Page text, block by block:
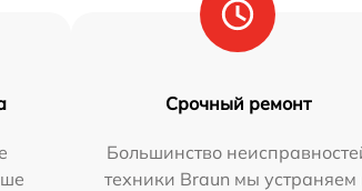
Срочный ремонт
Большинство
техники Braun мы устраняем